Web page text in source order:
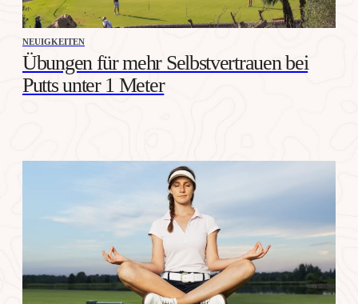
NEUIGKEITEN
Übungen für mehr Selbstvertrauen bei
Putts unter 1 Meter